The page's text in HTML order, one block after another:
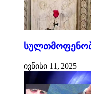
ივნისი 11, 2025